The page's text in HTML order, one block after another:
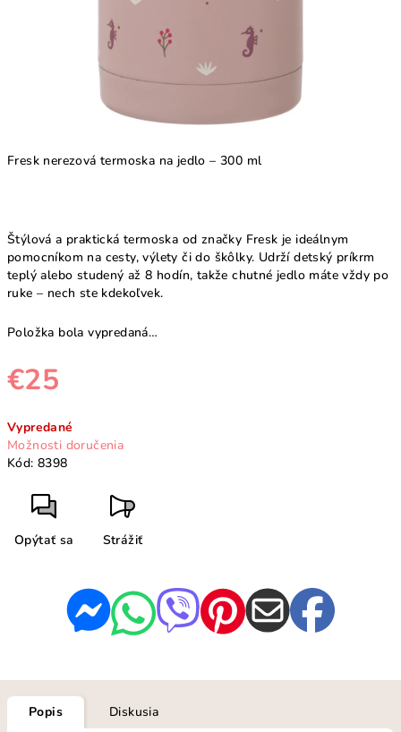
Fresk nerezová termoska na jedlo – 300 ml
Štýlová a praktická termoska od značky Fresk je ideálnym
pomocníkom na cesty, výlety či do škôlky. Udrží detský príkrm
teplý alebo studený až 8 hodín, takže chutné jedlo máte vždy po
ruke – nech ste kdekoľvek.
Položka bola vypredaná…
€25
cena:
Vypredané
Možnosti doručenia
Kód: 8398
Opýtať sa Strážiť
Popis Diskusia